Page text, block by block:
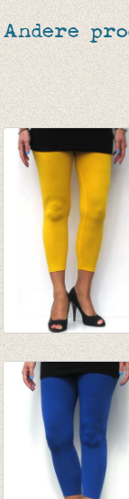
Andere
geel
€ 19,95
€ 6,95